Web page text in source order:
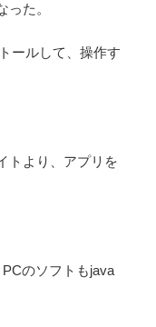
った。
ールして、操作す
トより、アプリを
のソフトもjava